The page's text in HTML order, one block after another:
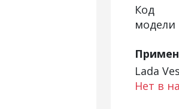
Код
модели
Lada
Нет в